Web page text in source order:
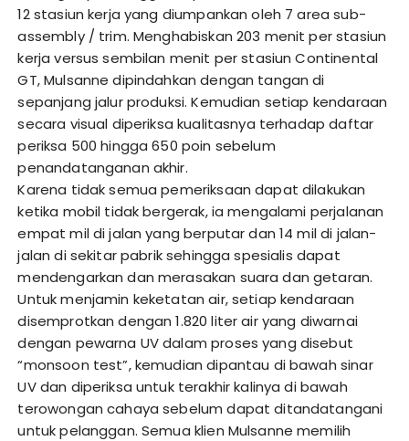
12 stasiun kerja yang diumpankan oleh 7 area sub-
assembly / trim. Menghabiskan 203 menit per stasiun
kerja versus sembilan menit per stasiun Continental
GT, Mulsanne dipindahkan dengan tangan di
sepanjang jalur produksi. Kemudian setiap kendaraan
secara visual diperiksa kualitasnya terhadap daftar
periksa 500 hingga 650 poin sebelum
penandatanganan akhir.
Karena tidak semua pemeriksaan dapat dilakukan
ketika mobil tidak bergerak, ia mengalami perjalanan
empat mil di jalan yang berputar dan 14 mil di jalan-
jalan di sekitar pabrik sehingga spesialis dapat
mendengarkan dan merasakan suara dan getaran.
Untuk menjamin keketatan air, setiap kendaraan
disemprotkan dengan 1.820 liter air yang diwarnai
dengan pewarna UV dalam proses yang disebut
“monsoon test”, kemudian dipantau di bawah sinar
UV dan diperiksa untuk terakhir kalinya di bawah
terowongan cahaya sebelum dapat ditandatangani
untuk pelanggan. Semua klien Mulsanne memilih